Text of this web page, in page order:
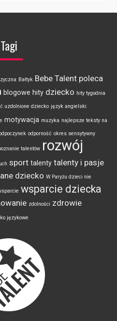
Tagi
Bałtyk Bebe Talent poleca
blogowe hity dziecko hity tygodnia
uzdolnione dziecko język angielski
motywacja muzyka najlepsze teksty na
odporność okres sensytywny
talentów rozwój
sport talenty talenty i pasje
dziecko W Paryżu dzieci nie
wsparcie dziecka
zdolności zdrowie
językowe